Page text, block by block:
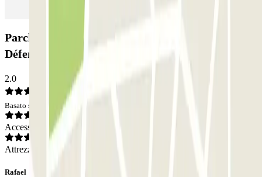
Parcheggio Pont de Neuilly - Esplanade de la
Défense Zenpark: Opinioni
2.0
Basato su 1 opinioni
Accesso
Attrezzatura
Rafael